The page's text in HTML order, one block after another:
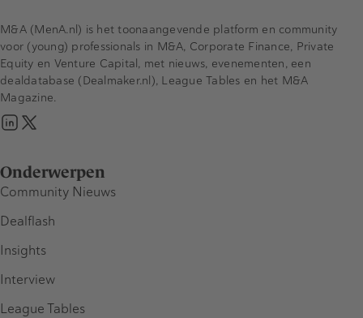
Onderwerpen
Community Nieuws
Dealflash
Insights
Interview
League Tables
M&A (MenA.nl) is het toonaangevende platform en community
voor (young) professionals in M&A, Corporate Finance, Private
Equity en Venture Capital, met nieuws, evenementen, een
dealdatabase (Dealmaker.nl), League Tables en het M&A
Magazine.